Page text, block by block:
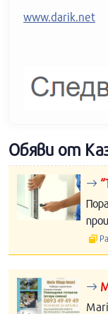
www.darik.net
Обяви от